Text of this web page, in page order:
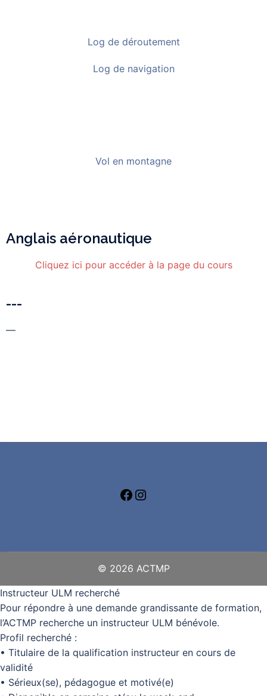
Log de déroutement
Log de navigation
Vol en montagne
Anglais aéronautique
Cliquez ici pour accéder à la page du cours
---
—
© 2026 ACTMP
Instructeur ULM recherché
Pour répondre à une demande grandissante de formation,
l’ACTMP recherche un instructeur ULM bénévole.
Profil recherché :
• Titulaire de la qualification instructeur en cours de
validité
• Sérieux(se), pédagogue et motivé(e)